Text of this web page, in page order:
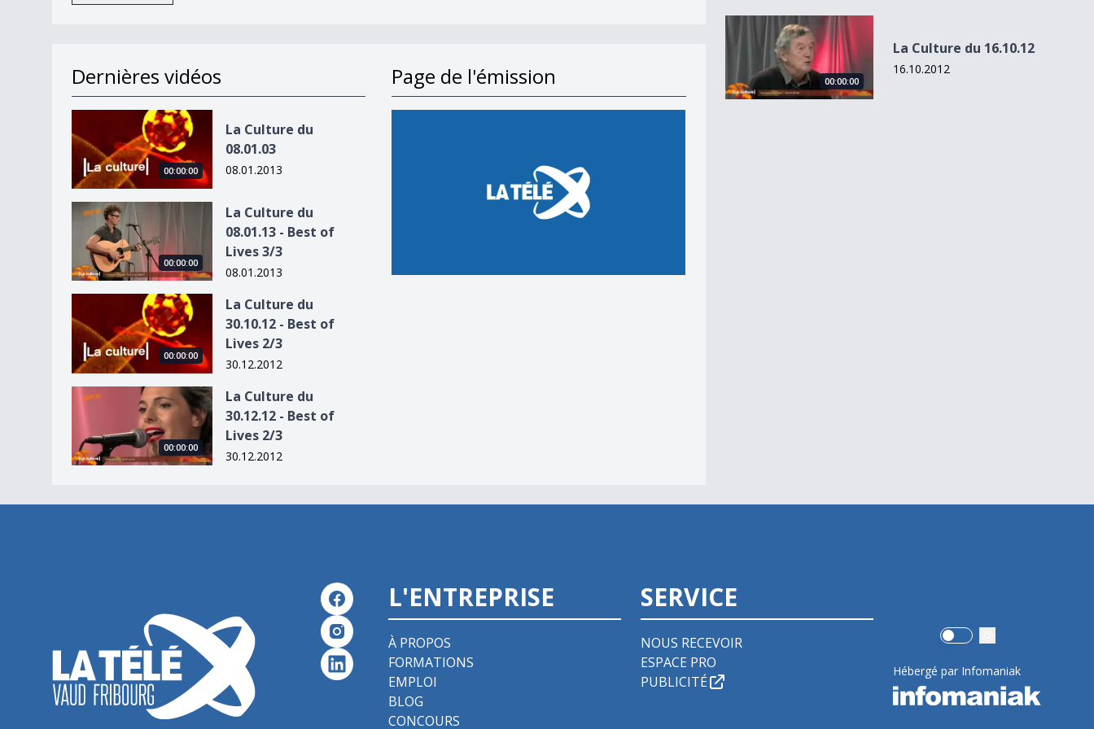
Dernières vidéos
La Culture du 08.01.03
00:00:00
La Culture du
08.01.03
08.01.2013
La Culture du 08.01.13 - Best of Lives 3/3
00:00:00
La Culture du
08.01.13 - Best of
Lives 3/3
08.01.2013
La Culture du 30.10.12 - Best of Lives 2/3
00:00:00
La Culture du
30.10.12 - Best of
Lives 2/3
30.12.2012
La Culture du 30.12.12 - Best of Lives 2/3
00:00:00
La Culture du
30.12.12 - Best of
Lives 2/3
30.12.2012
Page de l'émission
La Culture du 16.10.12
00:00:00
La Culture du 16.10.12
16.10.2012
L'ENTREPRISE
À PROPOS
FORMATIONS
EMPLOI
BLOG
CONCOURS
SERVICE
NOUS RECEVOIR
ESPACE PRO
PUBLICITÉ
Use setting
Hébergé par Infomaniak